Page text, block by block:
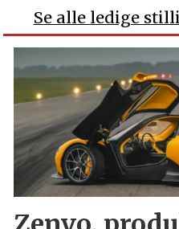
Se alle ledige